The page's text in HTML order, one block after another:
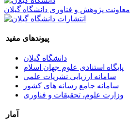
معاونت پژوهش و فناوری دانشگاه گیلان
پیوندهای مفید
دانشگاه گیلان
پایگاه استنادی علوم جهان اسلام
سامانه ارزیابی نشریات علمی
سامانه جامع رسانه های کشور
وزارت علوم، تحقیقات و فناوری
آمار